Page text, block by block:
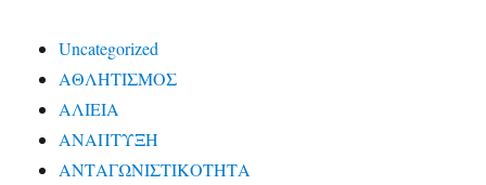
Uncategorized
ΑΘΛΗΤΙΣΜΟΣ
ΑΛΙΕΙΑ
ΑΝΑΠΤΥΞΗ
ΑΝΤΑΓΩΝΙΣΤΙΚΟΤΗΤΑ